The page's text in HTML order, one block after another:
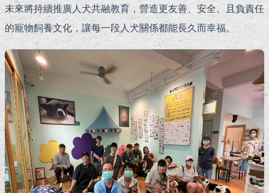
未來將持續推廣人犬共融教育，營造更友善、安全、且負責任
的寵物飼養文化，讓每一段人犬關係都能長久而幸福。